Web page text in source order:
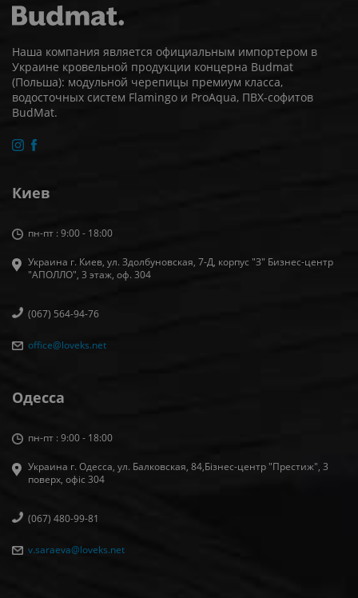
Наша компания является официальным импортером в
Украине кровельной продукции концерна Budmat
(Польша): модульной черепицы премиум класса,
водосточных систем Flamingo и ProAqua, ПВХ-софитов
BudMat.
Киев
пн-пт : 9:00 - 18:00
Украина г. Киев, ул. Здолбуновская, 7-Д, корпус "З" Бизнес-центр
"АПОЛЛО", 3 этаж, оф. 304
(067) 564-94-76
office@loveks.net
Одесса
пн-пт : 9:00 - 18:00
Украина г. Одесса, ул. Балковская, 84,Бізнес-центр "Престиж", 3
поверх, офіс 304
(067) 480-99-81
v.saraeva@loveks.net